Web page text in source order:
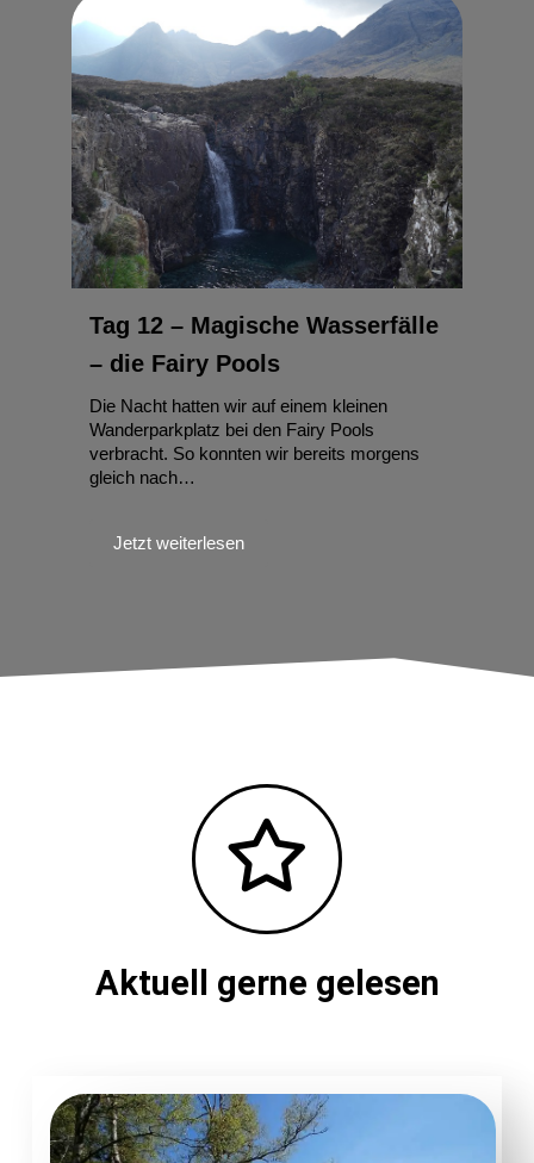
Tag 11 – Quiraing, Wasserfälle
und mehr
Am 11. Tag unserer Schottlandreise ging die
Entdeckungstour über die Isle of Skye weiter.
Das Wetter hatte umgeschlagen und der…
Aktuell gerne gelesen